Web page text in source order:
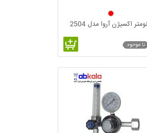
مانومتر ها استفاده می کنند
اکسیژن آروا مدل 2504